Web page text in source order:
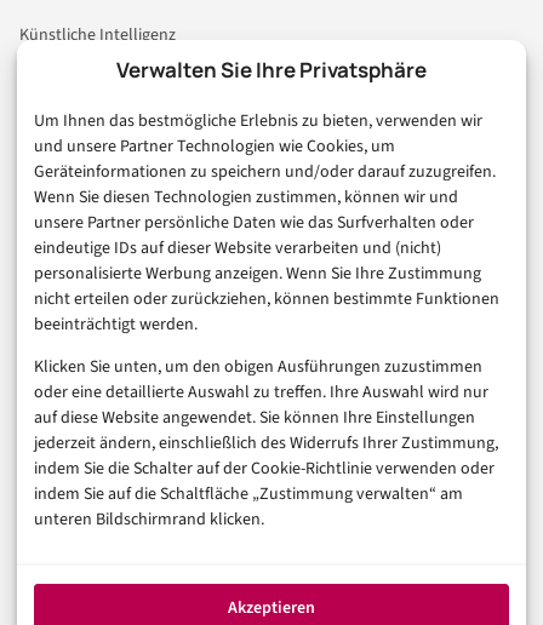
Verwalten Sie Ihre Privatsphäre
Um Ihnen das bestmögliche Erlebnis zu bieten, verwenden wir
und unsere Partner Technologien wie Cookies, um
Geräteinformationen zu speichern und/oder darauf zuzugreifen.
Wenn Sie diesen Technologien zustimmen, können wir und
unsere Partner persönliche Daten wie das Surfverhalten oder
eindeutige IDs auf dieser Website verarbeiten und (nicht)
personalisierte Werbung anzeigen. Wenn Sie Ihre Zustimmung
nicht erteilen oder zurückziehen, können bestimmte Funktionen
beeinträchtigt werden.
Klicken Sie unten, um den obigen Ausführungen zuzustimmen
oder eine detaillierte Auswahl zu treffen. Ihre Auswahl wird nur
auf diese Website angewendet. Sie können Ihre Einstellungen
jederzeit ändern, einschließlich des Widerrufs Ihrer Zustimmung,
indem Sie die Schalter auf der Cookie-Richtlinie verwenden oder
indem Sie auf die Schaltfläche „Zustimmung verwalten“ am
unteren Bildschirmrand klicken.
Akzeptieren
Künstliche Intelligenz
Technologie & IT
Consumer & Digital Life
Marketing
Finanzen & FinTech
Business & Karriere
Sicherheit & Recht
Digitalisierung
Marketing
Magazin
Unsere Redaktion
Werbeformate & Media Kit
Rechtliches
Datenschutzerklärung (EU)